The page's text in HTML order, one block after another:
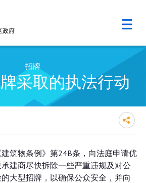
政府
招牌
采取的执法行动
筑物条例》第24B条，向法庭申请优
建商尽快拆除一些严重违规及对公
大型招牌，以确保公众安全，并向